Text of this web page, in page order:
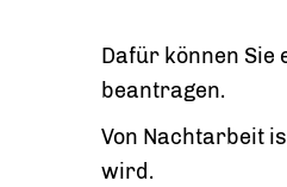
Dafür können Sie
beantragen.
Von Nachtarbeit
wird.